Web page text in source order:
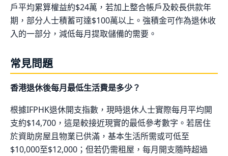
戶平均累算權益約$24萬，若加上整合帳戶及較長供款年
期，部分人士積蓄可達$100萬以上。強積金可作為退休收
入的一部分，減低每月提取儲備的需要。
常見問題
香港退休後每月最低生活費是多少？
根據IFPHK退休開支指數，現時退休人士實際每月平均開
支約$14,700，這是較接近現實的最低參考數字。若居住
於資助房屋且物業已供滿，基本生活所需或可低至
$10,000至$12,000；但若仍需租屋，每月開支隨時超過